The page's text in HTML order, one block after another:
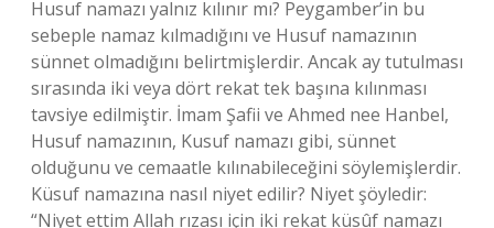
Husuf namazı yalnız kılınır mı? Peygamber’in bu
sebeple namaz kılmadığını ve Husuf namazının
sünnet olmadığını belirtmişlerdir. Ancak ay tutulması
sırasında iki veya dört rekat tek başına kılınması
tavsiye edilmiştir. İmam Şafii ve Ahmed nee Hanbel,
Husuf namazının, Kusuf namazı gibi, sünnet
olduğunu ve cemaatle kılınabileceğini söylemişlerdir.
Küsuf namazına nasıl niyet edilir? Niyet şöyledir:
“Niyet ettim Allah rızası için iki rekat küsûf namazı